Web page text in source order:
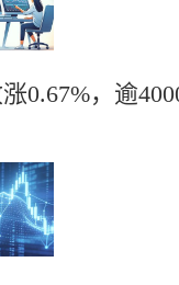
0.67%，逾